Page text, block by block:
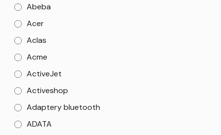
Abeba
Acer
Aclas
Acme
ActiveJet
Activeshop
Adaptery bluetooth
ADATA